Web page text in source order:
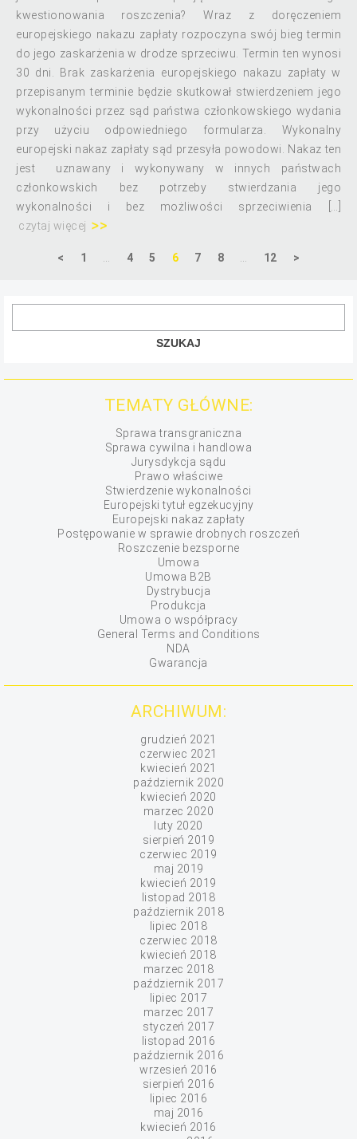
kwestionowania roszczenia? Wraz z doręczeniem
europejskiego nakazu zapłaty rozpoczyna swój bieg termin
do jego zaskarżenia w drodze sprzeciwu. Termin ten wynosi
30 dni. Brak zaskarżenia europejskiego nakazu zapłaty w
przepisanym terminie będzie skutkował stwierdzeniem jego
wykonalności przez sąd państwa członkowskiego wydania
przy użyciu odpowiedniego formularza. Wykonalny
europejski nakaz zapłaty sąd przesyła powodowi. Nakaz ten
jest uznawany i wykonywany w innych państwach
członkowskich bez potrzeby stwierdzania jego
wykonalności i bez możliwości sprzeciwienia […]
czytaj więcej
< 1 4 5 6 7 8 12 >
TEMATY GŁÓWNE:
Sprawa transgraniczna
Sprawa cywilna i handlowa
Jurysdykcja sądu
Prawo właściwe
Stwierdzenie wykonalności
Europejski tytuł egzekucyjny
Europejski nakaz zapłaty
Postępowanie w sprawie drobnych roszczeń
Roszczenie bezsporne
Umowa
Umowa B2B
Dystrybucja
Produkcja
Umowa o współpracy
General Terms and Conditions
NDA
Gwarancja
ARCHIWUM:
grudzień 2021
czerwiec 2021
kwiecień 2021
październik 2020
kwiecień 2020
marzec 2020
luty 2020
sierpień 2019
czerwiec 2019
maj 2019
kwiecień 2019
listopad 2018
październik 2018
lipiec 2018
czerwiec 2018
kwiecień 2018
marzec 2018
październik 2017
lipiec 2017
marzec 2017
styczeń 2017
listopad 2016
październik 2016
wrzesień 2016
sierpień 2016
lipiec 2016
maj 2016
kwiecień 2016